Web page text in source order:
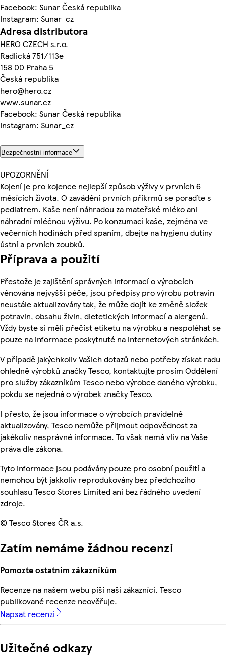
Facebook: Sunar Česká republika
Instagram: Sunar_cz
Adresa distributora
HERO CZECH s.r.o.
Radlická 751/113e
158 00 Praha 5
Česká republika
hero@hero.cz
www.sunar.cz
Facebook: Sunar Česká republika
Instagram: Sunar_cz
Bezpečnostní informace
UPOZORNĚNÍ
Kojení je pro kojence nejlepší způsob výživy v prvních 6
měsících života. O zavádění prvních příkrmů se poraďte s
pediatrem. Kaše není náhradou za mateřské mléko ani
náhradní mléčnou výživu. Po konzumaci kaše, zejména ve
večerních hodinách před spaním, dbejte na hygienu dutiny
ústní a prvních zoubků.
Příprava a použití
Přestože je zajištění správných informací o výrobcích
věnována nejvyšší péče, jsou předpisy pro výrobu potravin
neustále aktualizovány tak, že může dojít ke změně složek
potravin, obsahu živin, dietetických informací a alergenů.
Vždy byste si měli přečíst etiketu na výrobku a nespoléhat se
pouze na informace poskytnuté na internetových stránkách.
V případě jakýchkoliv Vašich dotazů nebo potřeby získat radu
ohledně výrobků značky Tesco, kontaktujte prosím Oddělení
pro služby zákazníkům Tesco nebo výrobce daného výrobku,
pokdu se nejedná o výrobek značky Tesco.
I přesto, že jsou informace o výrobcích pravidelně
aktualizovány, Tesco nemůže přijmout odpovědnost za
jakékoliv nesprávné informace. To však nemá vliv na Vaše
práva dle zákona.
Tyto informace jsou podávány pouze pro osobní použití a
nemohou být jakkoliv reprodukovány bez předchozího
souhlasu Tesco Stores Limited ani bez řádného uvedení
zdroje.
© Tesco Stores ČR a.s.
Zatím nemáme žádnou recenzi
Pomozte ostatním zákazníkům
Recenze na našem webu píší naši zákazníci. Tesco
publikované recenze neověřuje.
Napsat recenzi
Užitečné odkazy